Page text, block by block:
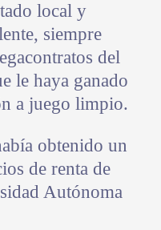
local y
siempre
del
le haya ganado
a juego limpio.
obtenido un
de renta de
Autónoma